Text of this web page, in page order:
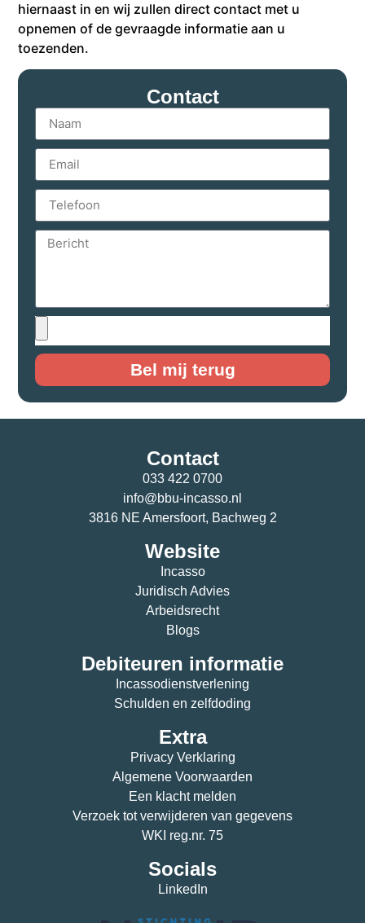
hiernaast in en wij zullen direct contact met u
opnemen of de gevraagde informatie aan u
toezenden.
Contact
Bel mij terug
Contact
033 422 0700
info@bbu-incasso.nl
3816 NE Amersfoort, Bachweg 2
Website
Incasso
Juridisch Advies
Arbeidsrecht
Blogs
Debiteuren informatie
Incassodienstverlening
Schulden en zelfdoding
Extra
Privacy Verklaring
Algemene Voorwaarden
Een klacht melden
Verzoek tot verwijderen van gegevens
WKI reg.nr. 75
Socials
LinkedIn